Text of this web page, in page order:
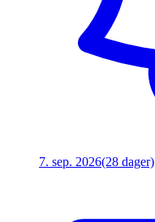
7. sep. 2026(28 dager)